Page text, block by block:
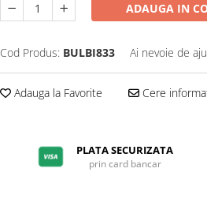
ADAUGA IN
Cod Produs: BULBI833 Ai nevoie de
Adauga la Favorite Cere
PLATA SECURIZATA
prin card bancar